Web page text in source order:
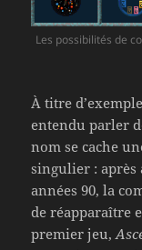
Les possibilités de
À titre
entendu parler
nom se cache
singulier :
années 90, la
de réapparaître
premier jeu,